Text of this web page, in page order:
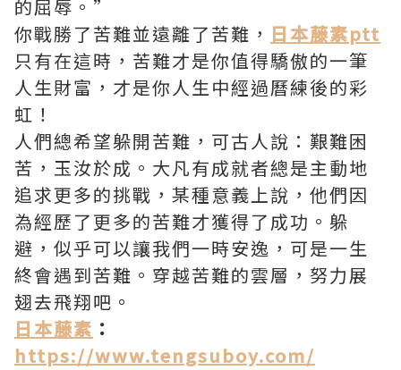
的屈辱。”
你戰勝了苦難並遠離了苦難， 日本藤素ptt
只有在這時，苦難才是你值得驕傲的一筆
人生財富，才是你人生中經過曆練後的彩
虹！
人們總希望躲開苦難，可古人說：艱難困
苦，玉汝於成。大凡有成就者總是主動地
追求更多的挑戰，某種意義上說，他們因
為經歷了更多的苦難才獲得了成功。躲
避，似乎可以讓我們一時安逸，可是一生
終會遇到苦難。穿越苦難的雲層，努力展
翅去飛翔吧。
日本藤素 ：
https://www.tengsuboy.com/